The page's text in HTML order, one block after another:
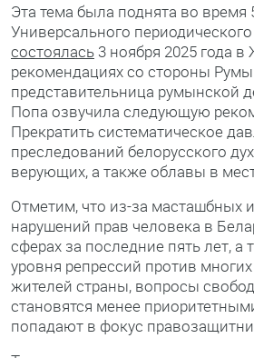
Эта тема была поднята во время
Универсального
состоялась 3 ноября 2025 года в
рекомендациях со стороны
представительница румынской
Попа озвучила следующую
Прекратить систематическое
преследований белорусского
верующих, а также облавы в
Отметим, что из-за масташбных
нарушений прав человека в
сферах за последние пять лет, а
уровня репрессий против
жителей страны, вопросы
становятся менее
попадают в фокус